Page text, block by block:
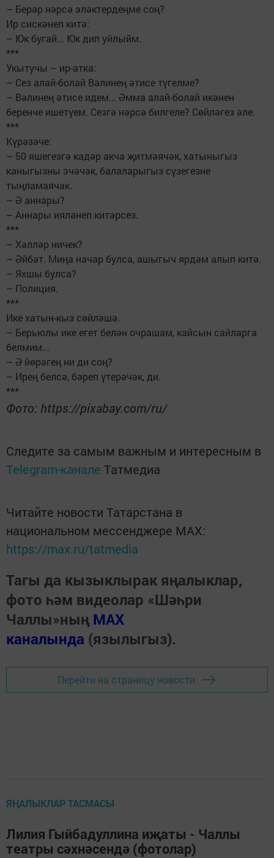
– Берәр нәрсә эләктердеңме соң?
Ир сискәнеп китә:
– Юк бугай... Юк дип уйлыйм.
***
Укытучы – ир-атка:
– Сез алай-болай Вәлинең әтисе түгелме?
– Вәлинең әтисе идем... Әмма алай-болай икәнен
беренче ишетүем. Сезгә нәрсә билгеле? Сөйләгез әле.
***
Күрәзәче:
– 50 яшегезгә кадәр акча җитмәячәк, хатыныгыз
каныгызны эчәчәк, балаларыгыз сүзегезне
тыңламаячак.
– Ә аннары?
– Аннары ияләнеп китәрсез.
***
– Хәлләр ничек?
– Әйбәт. Миңа начар булса, ашыгыч ярдәм алып китә.
– Яхшы булса?
– Полиция.
***
Ике хатын-кыз сөйләшә.
– Берьюлы ике егет белән очрашам, кайсын сайларга
белмим...
– Ә йөрәгең ни ди соң?
– Ирең белсә, бәреп үтерәчәк, ди.
***
Фото: https://pixabay.com/ru/
Следите за самым важным и интересным в
Telegram-канале Татмедиа
Читайте новости Татарстана в
национальном мессенджере MАХ:
https://max.ru/tatmedia
Тагы да кызыклырак яңалыклар,
фото һәм видеолар «Шәһри
Чаллы»ның MAX
каналында (язылыгыз).
Перейти на страницу новости
ЯҢАЛЫКЛАР ТАСМАСЫ
Лилия Гыйбадуллина иҗаты - Чаллы
театры сәхнәсендә (фотолар)